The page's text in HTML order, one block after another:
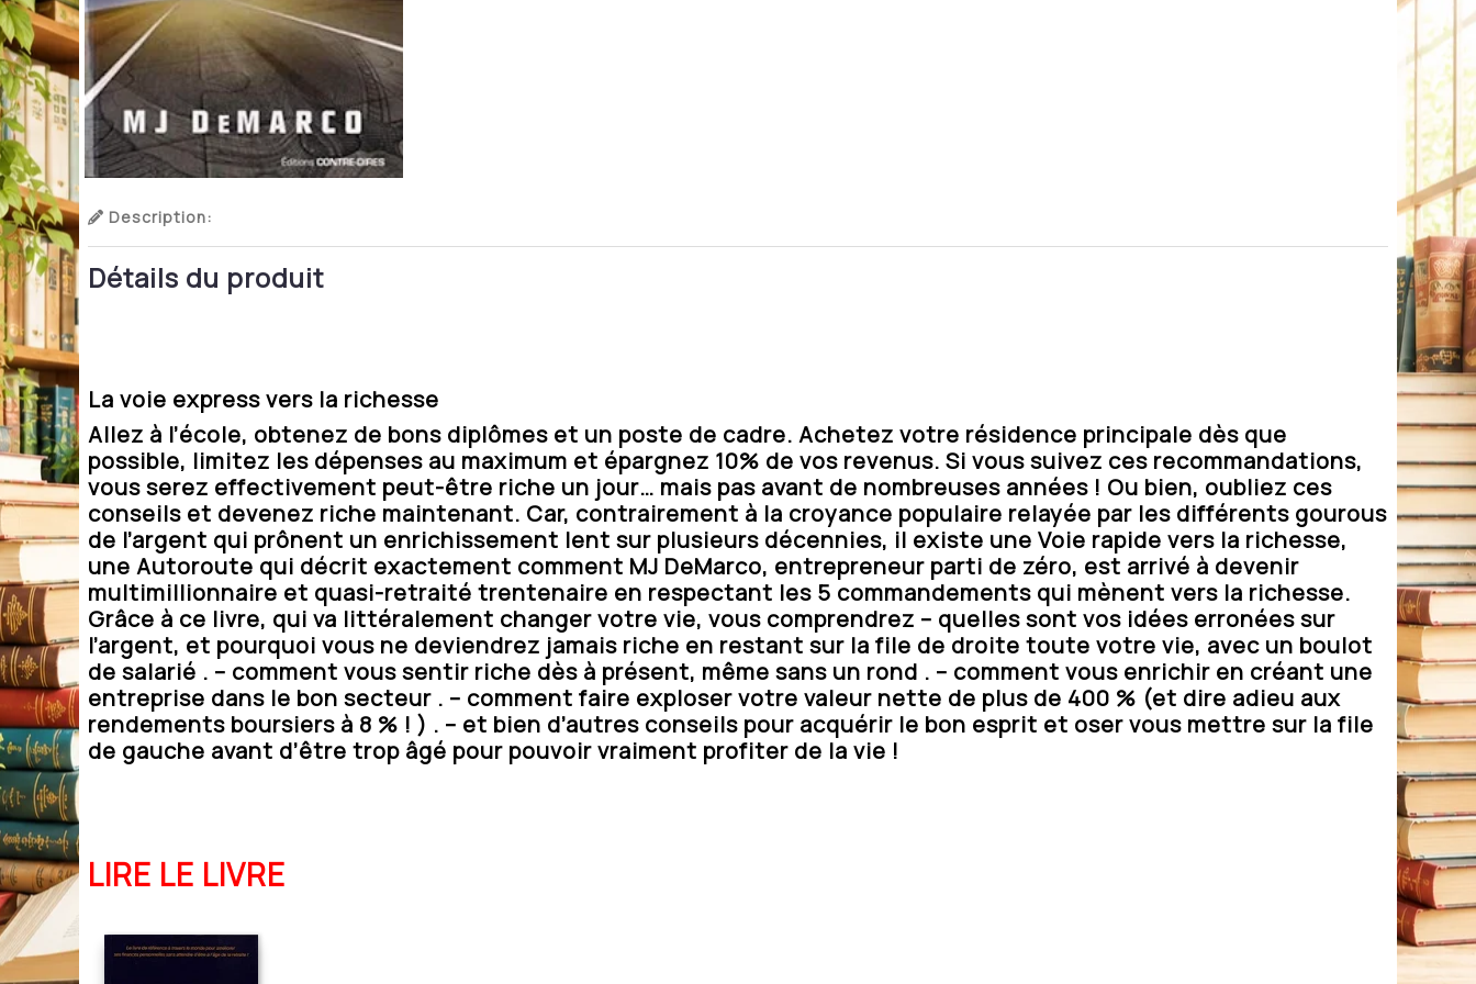
Description:
Détails du produit
La voie express vers la richesse
Allez à l’école, obtenez de bons diplômes et un poste de cadre. Achetez votre résidence principale dès que
possible, limitez les dépenses au maximum et épargnez 10% de vos revenus. Si vous suivez ces recommandations,
vous serez effectivement peut-être riche un jour… mais pas avant de nombreuses années ! Ou bien, oubliez ces
conseils et devenez riche maintenant. Car, contrairement à la croyance populaire relayée par les différents gourous
de l’argent qui prônent un enrichissement lent sur plusieurs décennies, il existe une Voie rapide vers la richesse,
une Autoroute qui décrit exactement comment MJ DeMarco, entrepreneur parti de zéro, est arrivé à devenir
multimillionnaire et quasi-retraité trentenaire en respectant les 5 commandements qui mènent vers la richesse.
Grâce à ce livre, qui va littéralement changer votre vie, vous comprendrez – quelles sont vos idées erronées sur
l’argent, et pourquoi vous ne deviendrez jamais riche en restant sur la file de droite toute votre vie, avec un boulot
de salarié . – comment vous sentir riche dès à présent, même sans un rond . – comment vous enrichir en créant une
entreprise dans le bon secteur . – comment faire exploser votre valeur nette de plus de 400 % (et dire adieu aux
rendements boursiers à 8 % ! ) . – et bien d’autres conseils pour acquérir le bon esprit et oser vous mettre sur la file
de gauche avant d’être trop âgé pour pouvoir vraiment profiter de la vie !
LIRE LE LIVRE